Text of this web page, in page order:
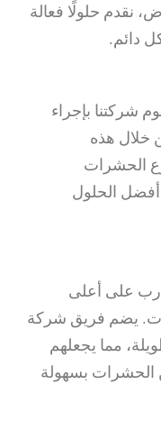
نقدم حلولًا فعالة
دائم.
شركتنا بإجراء
خلال هذه
الحشرات
أفضل الحلول
على أعلى
يضم فريق شركة
مما يجعلهم
الحشرات بسهولة